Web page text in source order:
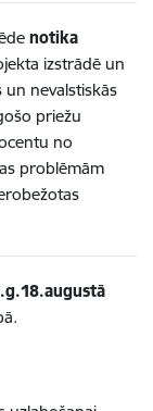
notika
izstrādē un
un nevalstiskās
priežu
no
problēmām